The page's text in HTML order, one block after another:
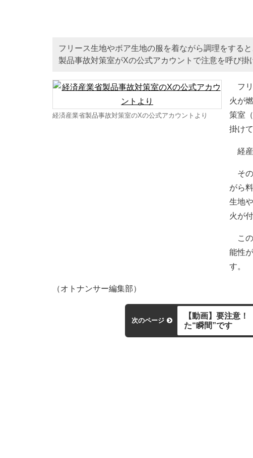
フリース生地やボア生地の服を着ながら調理をする
製品事故対策室がXの公式アカウントで注意を呼び掛
経済産業省製品事故対策室のXの公式アカウントより
フリ
火が
策室
掛け
経産
その
がら
生地
火が
この
能性
す。
（オトナンサー編集部）
次のページ
【動画】要注意
た“瞬間”です